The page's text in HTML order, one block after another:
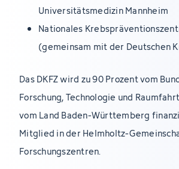
Universitätsmedizin Mannheim
Nationales
(gemeinsam mit der Deutschen
Das DKFZ wird zu 90 Prozent vom
Forschung, Technologie und
vom Land Baden-Württemberg
Mitglied in der Helmholtz-
Forschungszentren.